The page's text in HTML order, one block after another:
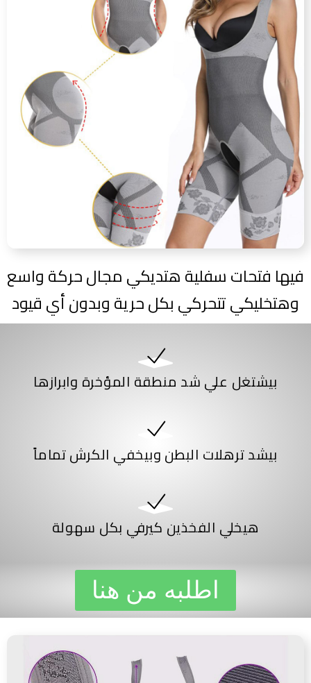
فيها فتحات سفلية هتديكي مجال حركة واسع
وهتخليكي تتحركي بكل حرية وبدون أي قيود
بيشتغل علي شد منطقة المؤخرة وابرازها
بيشد ترهلات البطن وبيخفي الكرش تماماً
هيخلي الفخذين كيرفي بكل سهولة
اطلبه من هنا